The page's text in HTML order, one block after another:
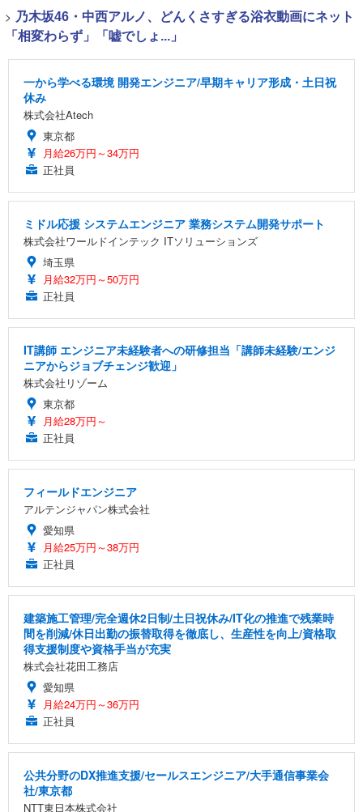
> 乃木坂46・中西アルノ、どんくさすぎる浴衣動画にネット
「相変わらず」「嘘でしょ...」
一から学べる環境 開発エンジニア/早期キャリア形成・土日祝
休み
株式会社Atech
東京都
月給26万円～34万円
正社員
ミドル応援 システムエンジニア 業務システム開発サポート
株式会社ワールドインテック ITソリューションズ
埼玉県
月給32万円～50万円
正社員
IT講師 エンジニア未経験者への研修担当「講師未経験/エンジ
ニアからジョブチェンジ歓迎」
株式会社リゾーム
東京都
月給28万円～
正社員
フィールドエンジニア
アルテンジャパン株式会社
愛知県
月給25万円～38万円
正社員
建築施工管理/完全週休2日制/土日祝休み/IT化の推進で残業時
間を削減/休日出勤の振替取得を徹底し、生産性を向上/資格取
得支援制度や資格手当が充実
株式会社花田工務店
愛知県
月給24万円～36万円
正社員
公共分野のDX推進支援/セールスエンジニア/大手通信事業会
社/東京都
NTT東日本株式会社